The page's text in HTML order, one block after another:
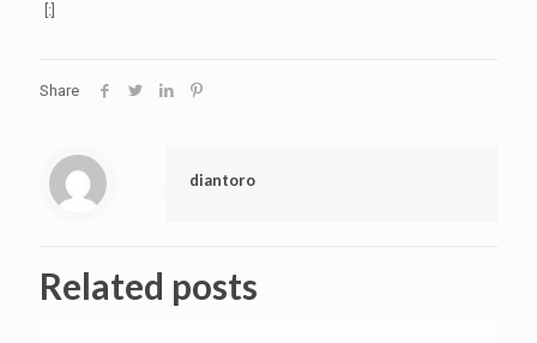
[:]
Share
diantoro
Related posts